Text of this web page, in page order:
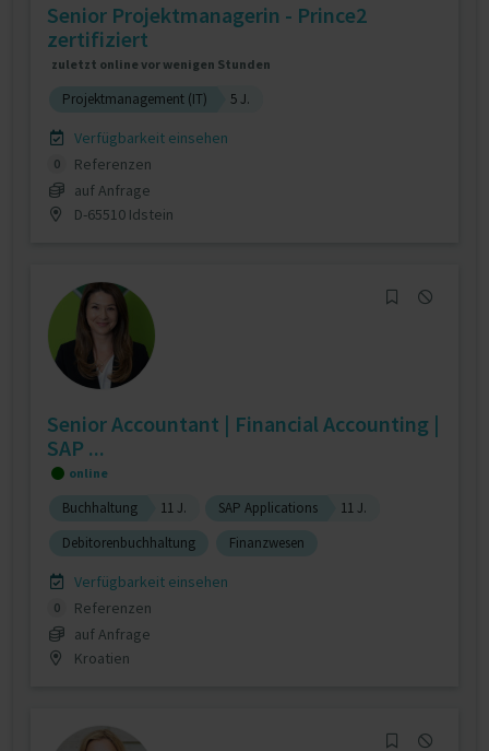
Senior Projektmanagerin - Prince2
zertifiziert
zuletzt online vor wenigen Stunden
Projektmanagement (IT) 5 J.
Verfügbarkeit einsehen
0
Referenzen
auf Anfrage
D-65510 Idstein
Senior Accountant | Financial Accounting |
SAP ...
online
Buchhaltung 11 J. SAP Applications
11 J.
Debitorenbuchhaltung
Finanzwesen
Verfügbarkeit einsehen
0
Referenzen
auf Anfrage
Kroatien